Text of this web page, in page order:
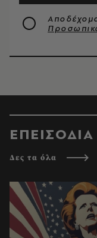
ΕΠΕΙΣΟΔΙΑ
Δες τα όλα